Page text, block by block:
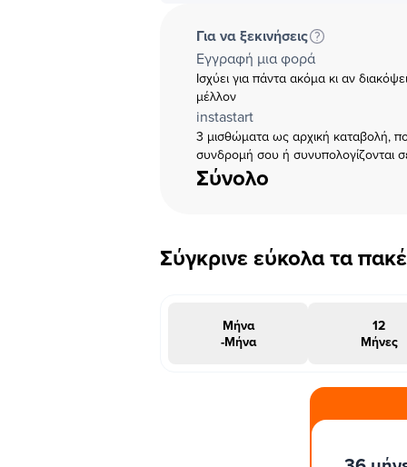
Για να ξεκινήσεις
Εγγραφή μια φορά
Ισχύει για πάντα ακόμα κι αν
μέλλον
instastart
3 μισθώματα ως αρχική καταβολή,
συνδρομή σου ή συνυπολογίζονται
Σύνολο
Σύγκρινε εύκολα τα
Μήνα
-Μήνα
12
Μήνες